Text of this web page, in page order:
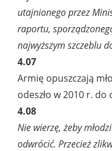
utajnionego przez
raportu,
najwyższym szczeblu
4.07
Armię opuszczają
odeszło w 2010 r. do
4.08
Nie wierzę, żeby
odwrócić. Przecież